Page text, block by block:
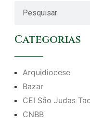
Categorias
Arquidiocese
Bazar
CEI São Judas
CNBB